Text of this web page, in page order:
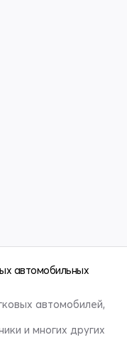
автомобильных
автомобилей,
и многих других